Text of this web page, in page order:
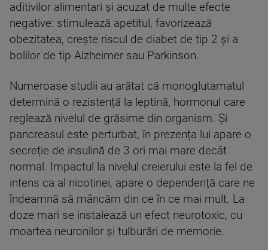
aditivilor alimentari și acuzat de multe efecte
negative: stimulează apetitul, favorizează
obezitatea, crește riscul de diabet de tip 2 și a
bolilor de tip Alzheimer sau Parkinson.
Numeroase studii au arătat că monoglutamatul
determină o rezistență la leptină, hormonul care
reglează nivelul de grăsime din organism. Și
pancreasul este perturbat, în prezența lui apare o
secreție de insulină de 3 ori mai mare decât
normal. Impactul la nivelul creierului este la fel de
intens ca al nicotinei, apare o dependență care ne
îndeamnă să mâncăm din ce în ce mai mult. La
doze mari se instalează un efect neurotoxic, cu
moartea neuronilor și tulburări de memorie.